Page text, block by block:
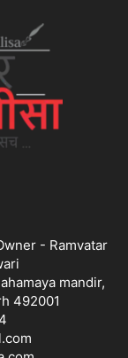
- Ramvatar
mandir,
492001